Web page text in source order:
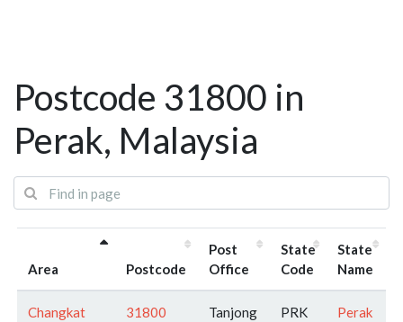
Postcode 31800 in
Perak, Malaysia
Area Postcode
Post
Office
State
Code
State
Name
Changkat
31800
Tanjong
PRK Perak